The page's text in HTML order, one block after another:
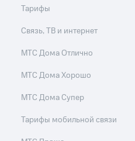
Тарифы
Связь, ТВ и интернет
МТС Дома Отлично
МТС Дома Хорошо
МТС Дома Супер
Тарифы мобильной связи